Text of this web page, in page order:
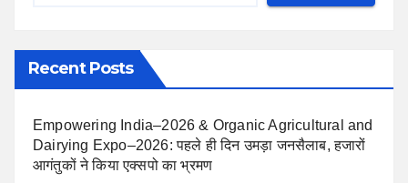
Recent Posts
Empowering India–2026 & Organic Agricultural and
Dairying Expo–2026: पहले ही दिन उमड़ा जनसैलाब, हजारों
आगंतुकों ने किया एक्सपो का भ्रमण